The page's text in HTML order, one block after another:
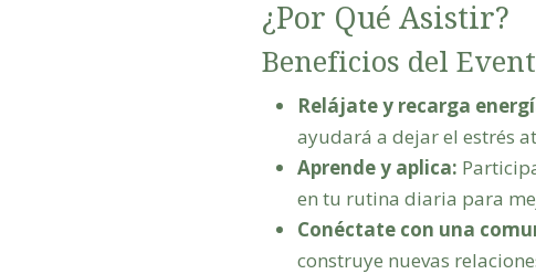
¿Por Qué Asistir?
Beneficios del
Relájate y recarga
ayudará a dejar el estrés
Aprende y aplica:
en tu rutina diaria para
Conéctate con una
construye nuevas